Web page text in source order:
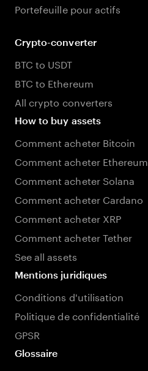
Portefeuille pour actifs
Crypto-converter
BTC to USDT
BTC to Ethereum
All crypto converters
How to buy assets
Comment acheter Bitcoin
Comment acheter Ethereum
Comment acheter Solana
Comment acheter Cardano
Comment acheter XRP
Comment acheter Tether
See all assets
Mentions juridiques
Conditions d'utilisation
Politique de confidentialité
GPSR
Glossaire